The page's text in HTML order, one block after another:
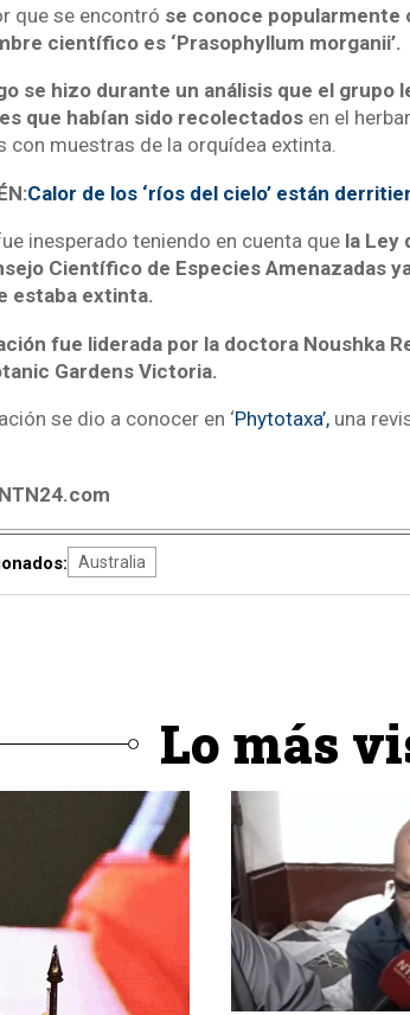
que se encontró se conoce
científico es ‘Prasophyllum morganii’.
se hizo durante un análisis que el grupo
que habían sido recolectadosen el
con muestras de la orquídea extinta.
Calor de los ‘ríos del cielo’ están
inesperado teniendo en cuenta que la Ley
Científico de Especies Amenazadas
estaba extinta.
fue liderada por la doctora Noushka
Gardens Victoria.
se dio a conocer en ‘Phytotaxa’,una
Australia
Lo más